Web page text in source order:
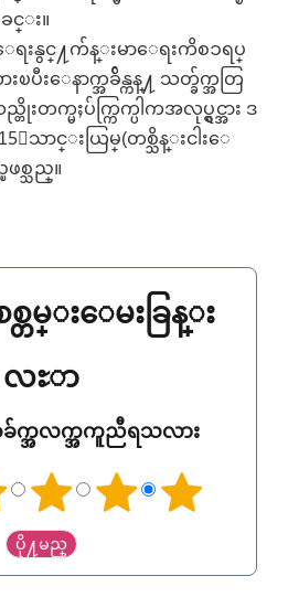
င္း။
းနွင္႔က်န္းမာေရးကိစၥရပ္
ပီးေနာက္အခ်ိန္ကန္႔ သတ္ခ်က္အတြ
းတက္မႈပ်က္ကြက္ပါကအလုပ္ရွင္အား ဒ
ေသာင္းယြမ္(တစ္သိန္းငါးေ
စ္သည္။
စ္တမ္းေမးခြန္း
လႊာ
အလက္အကူညီရသလား